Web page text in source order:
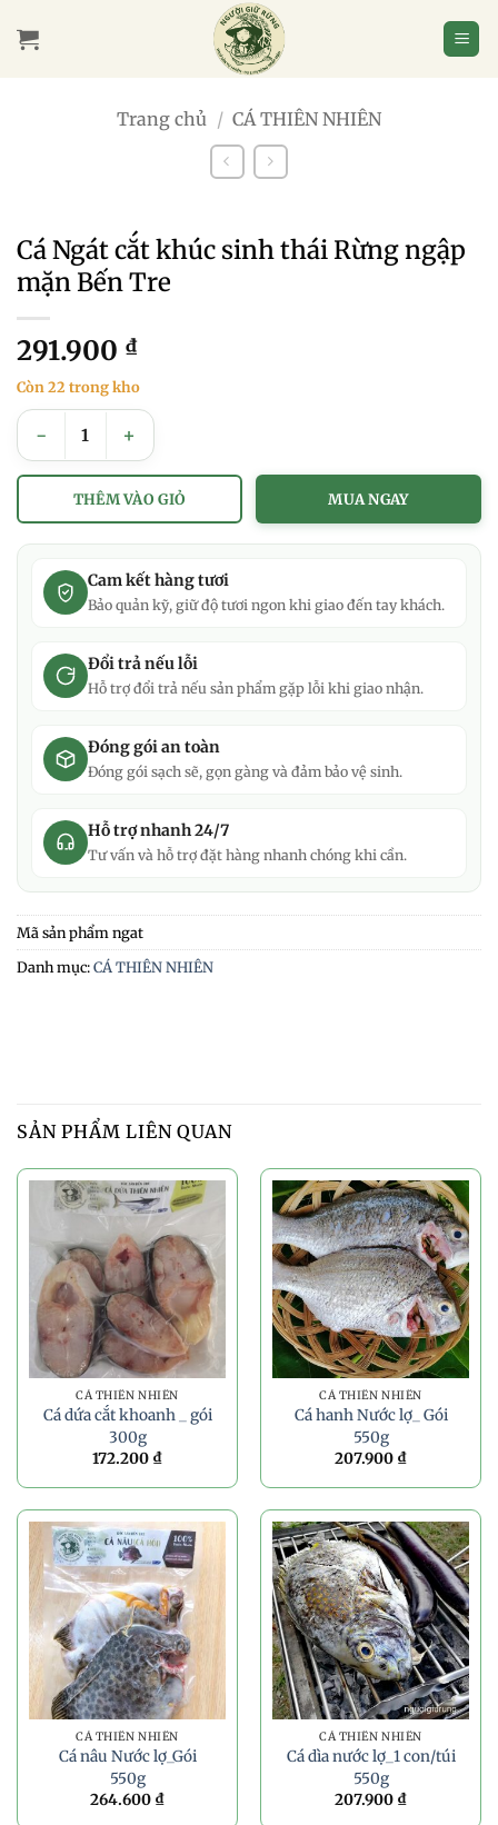
qua
Trang chủ / CÁ THIÊN NHIÊN
Cá Ngát cắt khúc sinh thái Rừng ngập
mặn Bến Tre
291.900 ₫
Còn 22 trong kho
Cá Ngát cắt khúc sinh thái Rừng ngập mặn Bến Tre số lượng
THÊM VÀO GIỎ MUA NGAY
Cam kết hàng tươi
Bảo quản kỹ, giữ độ tươi ngon khi giao đến tay khách.
Đổi trả nếu lỗi
Hỗ trợ đổi trả nếu sản phẩm gặp lỗi khi giao nhận.
Đóng gói an toàn
Đóng gói sạch sẽ, gọn gàng và đảm bảo vệ sinh.
Hỗ trợ nhanh 24/7
Tư vấn và hỗ trợ đặt hàng nhanh chóng khi cần.
Mã sản phẩmngat
Danh mục:CÁ THIÊN NHIÊN
SẢN PHẨM LIÊN QUAN
CÁ THIÊN NHIÊN
Cá dứa cắt khoanh _ gói
300g
172.200 ₫
CÁ THIÊN NHIÊN
Cá hanh Nước lợ_ Gói
550g
207.900 ₫
CÁ THIÊN NHIÊN
Cá nâu Nước lợ_Gói
550g
264.600 ₫
CÁ THIÊN NHIÊN
Cá dìa nước lợ_1 con/túi
550g
207.900 ₫